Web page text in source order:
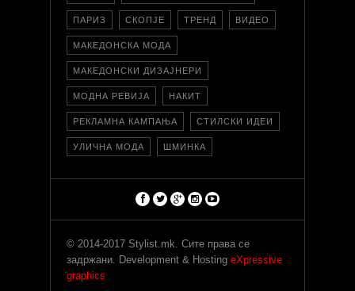
ПАРИЗ СКОПЈЕ ТРЕНД ВИДЕО
МАКЕДОНСКА МОДА
МАКЕДОНСКИ ДИЗАЈНЕРИ
МОДНА РЕВИЈА НАКИТ
РЕКЛАМНА КАМПАЊА СТИЛСКИ ИДЕИ
УЛИЧНА МОДА ШМИНКА
© 2014-2017 Stylist.mk. Сите права се
задржани. Development & Hosting eXpressive
graphics